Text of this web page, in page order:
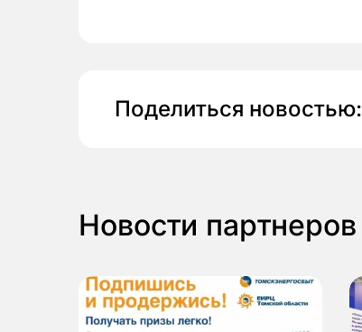
Поделиться новостью:
Новости партнеров